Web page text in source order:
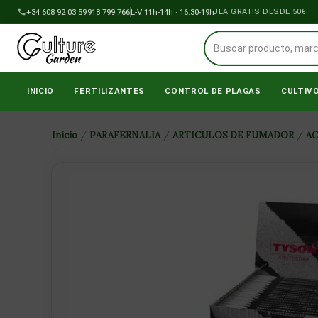
al
contenido
+34 608 92 03 59918 799 766L-V 11h-14h · 16:30-19h
ENVÍOS A PENÍNSULA GRATIS DESDE 50€
INICIO FERTILIZANTES CONTROL DE PLAGAS CULTIVO
Inicio / PARAFERNALIA / ARTICULOS DE FUMADOR /